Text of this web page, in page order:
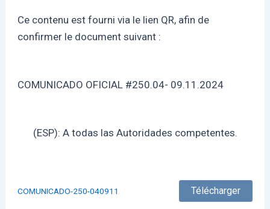
Ce contenu est fourni via le lien QR, afin de
confirmer le document suivant :
COMUNICADO OFICIAL #250.04- 09.11.2024
(ESP): A todas las Autoridades competentes.
COMUNICADO-250-040911 Télécharger